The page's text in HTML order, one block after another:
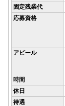
固定残業代
応募資格
アピール
時間
休日
待遇